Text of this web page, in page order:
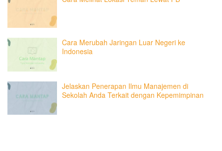
Cara Merubah Jaringan Luar Negeri ke
Indonesia
Jelaskan Penerapan Ilmu Manajemen di
Sekolah Anda Terkait dengan Kepemimpinan